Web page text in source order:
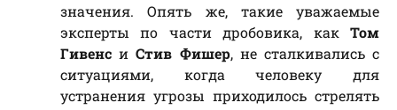
значения. Опять же, такие уважаемые
эксперты по части дробовика, как Том
Гивенс иСтив Фишер, не сталкивались с
ситуациями, когда человеку для
устранения угрозы приходилось стрелять